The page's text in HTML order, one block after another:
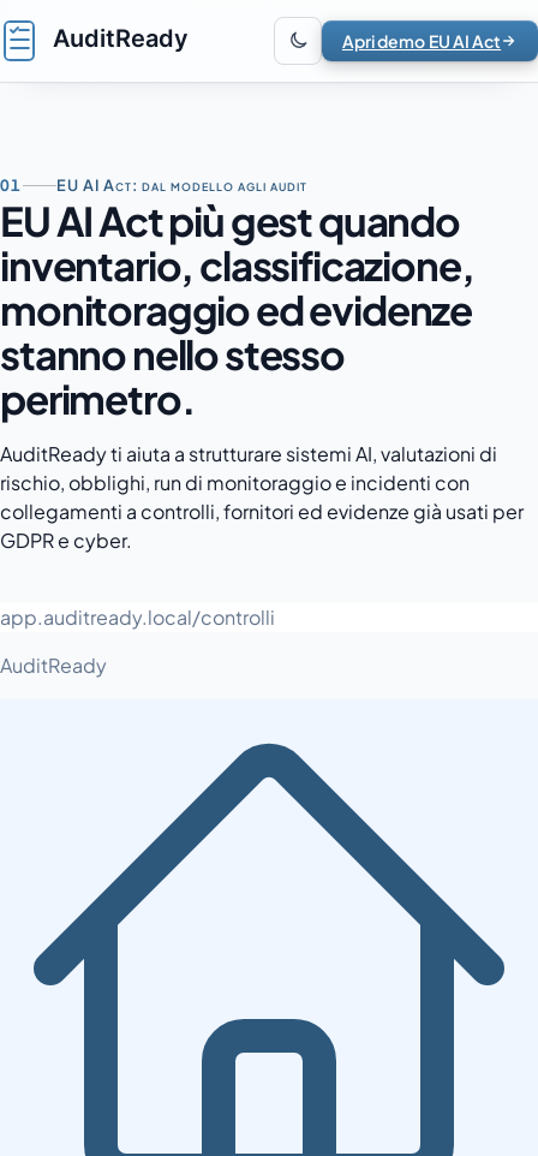
Apri demo EU AI Act
01 EU AI Act: dal modello agli audit
EU AI Act più gest quando
inventario, classificazione,
monitoraggio ed evidenze
stanno nello stesso
perimetro.
AuditReady ti aiuta a strutturare sistemi AI, valutazioni di
rischio, obblighi, run di monitoraggio e incidenti con
collegamenti a controlli, fornitori ed evidenze già usati per
GDPR e cyber.
app.auditready.local/controlli
AuditReady